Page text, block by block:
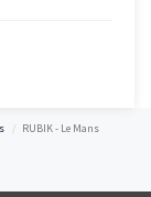
RUBIK - Le Mans